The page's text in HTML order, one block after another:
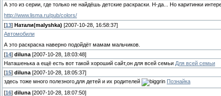
А это из серии, где только не найдёшь детские раскраски. Н-да... Но каритинки
http://www.lisma.ru/pub/c­olors/
[13] Натали(malyshka) [2007-10-28, 16:58:37]
Автомобили
А это раскраска наверно подойдёт мамам мальчиков.
[14] diluna [2007-10-28, 18:03:48]
Наташенька а ещё есть вот такой хороший сайт,он для всей семьи Для всей семьи
[15] diluna [2007-10-28, 18:05:37]
здесь тоже много полезного,для детей и их родителей
Познайка
[16] diluna [2007-10-28, 18:07:50]